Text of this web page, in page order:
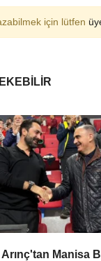
için lütfen
Manisa